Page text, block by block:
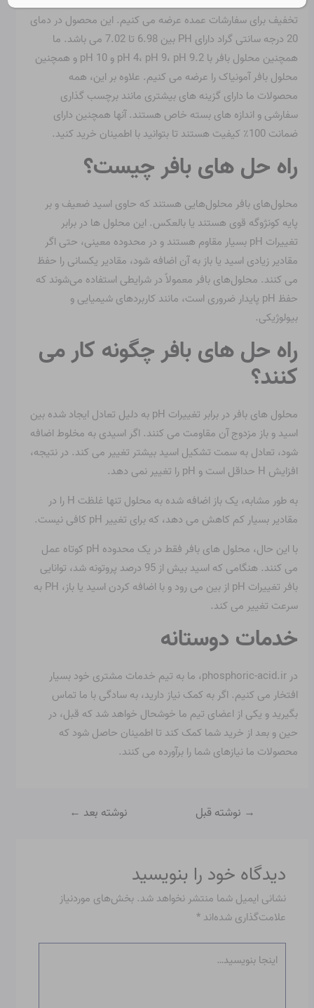
تخفیف برای سفارشات عمده عرضه می کنیم. این محصول در دمای
20 درجه سانتی گراد دارای PH بین 6.98 تا 7.02 می باشد. ما
همچنین محلول بافر با pH 4، pH 9، pH 9.2 و pH 10 و همچنین
محلول بافر آمونیاک را عرضه می کنیم. علاوه بر این، همه
محصولات ما دارای گزینه های بیشتری مانند برچسب گذاری
سفارشی و اندازه های بسته خاص هستند. آنها همچنین دارای
ضمانت 100٪ کیفیت هستند تا بتوانید با اطمینان خرید کنید.
راه حل های بافر چیست؟
محلول‌های بافر محلول‌هایی هستند که حاوی اسید ضعیف و بر
پایه کونژوگه قوی هستند یا بالعکس. این محلول ها در برابر
تغییرات pH بسیار مقاوم هستند و در محدوده معینی، حتی اگر
مقادیر زیادی اسید یا باز به آن اضافه شود، مقادیر یکسانی را حفظ
می کنند. محلول‌های بافر معمولاً در شرایطی استفاده می‌شوند که
حفظ pH پایدار ضروری است، مانند کاربردهای شیمیایی و
بیولوژیکی.
راه حل های بافر چگونه کار می
کنند؟
محلول های بافر در برابر تغییرات pH به دلیل تعادل ایجاد شده بین
اسید و باز مزدوج آن مقاومت می کنند. اگر اسیدی به مخلوط اضافه
شود، تعادل به سمت تشکیل اسید بیشتر تغییر می کند. در نتیجه،
افزایش H حداقل است و pH را تغییر نمی دهد.
به طور مشابه، یک باز اضافه شده به محلول تنها غلظت H را در
مقادیر بسیار کم کاهش می دهد، که برای تغییر pH کافی نیست.
با این حال، محلول های بافر فقط در یک محدوده pH کوتاه عمل
می کنند. هنگامی که اسید بیش از 95 درصد پروتونه شد، توانایی
بافر تغییرات pH از بین می رود و با اضافه کردن اسید یا باز، PH به
سرعت تغییر می کند.
خدمات دوستانه
در phosphoric-acid.ir، ما به تیم خدمات مشتری خود بسیار
افتخار می کنیم. اگر به کمک نیاز دارید، به سادگی با ما تماس
بگیرید و یکی از اعضای تیم ما خوشحال خواهد شد که قبل، در
حین و بعد از خرید شما کمک کند تا اطمینان حاصل شود که
محصولات ما نیازهای شما را برآورده می کنند.
→ نوشته قبل نوشته بعد ←
دیدگاه‌ خود را بنویسید
نشانی ایمیل شما منتشر نخواهد شد. بخش‌های موردنیاز
علامت‌گذاری شده‌اند*
بنویسید…